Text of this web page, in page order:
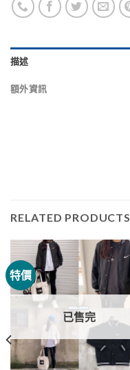
描述
額外資訊
RELATED PRODUCTS
特價
已售完